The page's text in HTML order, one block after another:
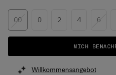
00 0 2 4 6
MICH
Willkommensangebot